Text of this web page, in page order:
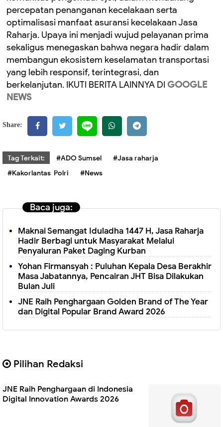
percepatan penanganan kecelakaan serta
optimalisasi manfaat asuransi kecelakaan Jasa
Raharja. Upaya ini menjadi wujud pelayanan prima
sekaligus menegaskan bahwa negara hadir dalam
membangun ekosistem keselamatan transportasi
yang lebih responsif, terintegrasi, dan
berkelanjutan. IKUTI BERITA LAINNYA DI GOOGLE
NEWS
Share:
Tag Terkait: #ADO Sumsel
#Jasa raharja
#Kakorlantas Polri
#News
Baca juga:
Maknai Semangat Iduladha 1447 H, Jasa Raharja
Hadir Berbagi untuk Masyarakat Melalui
Penyaluran Paket Daging Kurban
Yohan Firmansyah : Puluhan Kepala Desa Berakhir
Masa Jabatannya, Pencairan JHT Bisa Dilakukan
Bulan Juli
JNE Raih Penghargaan Golden Brand of The Year
dan Digital Popular Brand Award 2026
Pilihan Redaksi
JNE Raih Penghargaan di Indonesia
Digital Innovation Awards 2026